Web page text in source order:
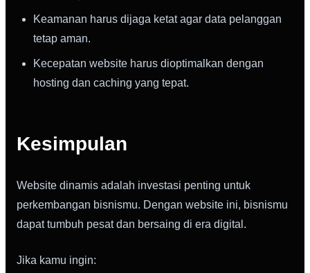
Keamanan harus dijaga ketat agar data pelanggan
tetap aman.
Kecepatan website harus dioptimalkan dengan
hosting dan caching yang tepat.
Kesimpulan
Website dinamis adalah investasi penting untuk
perkembangan bisnismu. Dengan website ini, bisnismu
dapat tumbuh pesat dan bersaing di era digital.
Jika kamu ingin: